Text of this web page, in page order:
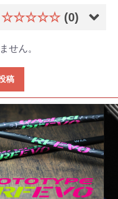
☆☆☆☆☆ (0)
せん。
稿